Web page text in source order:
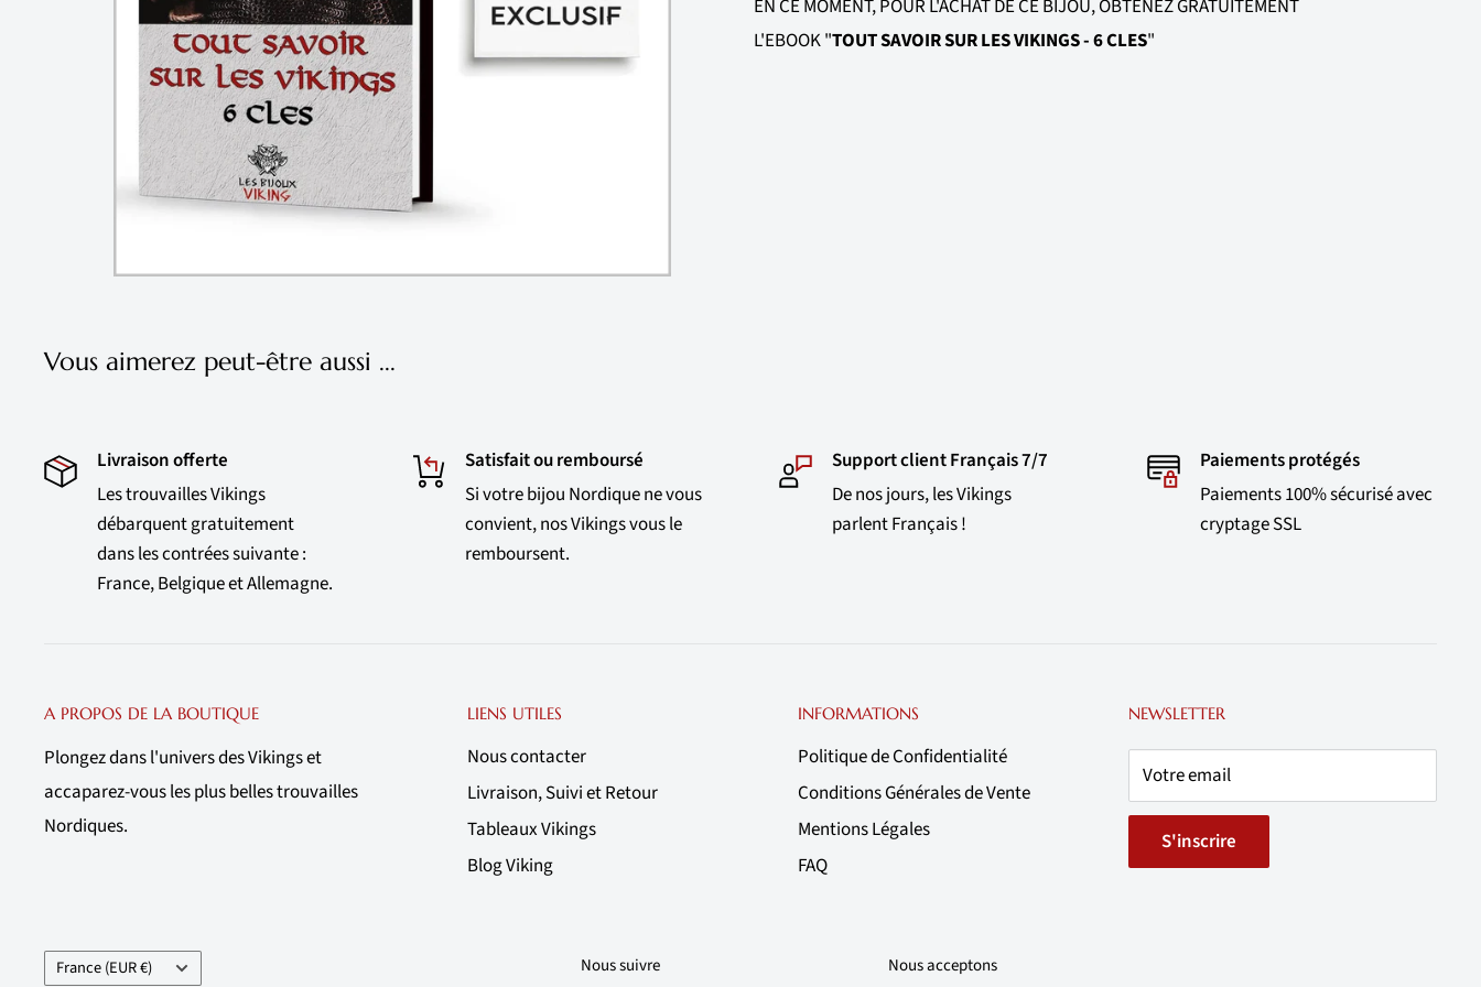
EN CE MOMENT, POUR L'ACHAT DE CE BIJOU, OBTENEZ GRATUITEMENT
L'EBOOK "TOUT SAVOIR SUR LES VIKINGS - 6 CLES"
Vous aimerez peut-être aussi ...
Livraison offerte
Les trouvailles Vikings
débarquent gratuitement
dans les contrées suivante :
France, Belgique et Allemagne.
Satisfait ou remboursé
Si votre bijou Nordique ne vous
convient, nos Vikings vous le
remboursent.
Support client Français 7/7
De nos jours, les Vikings
parlent Français !
Paiements protégés
Paiements 100% sécurisé avec
cryptage SSL
A PROPOS DE LA BOUTIQUE
Plongez dans l'univers des Vikings et
accaparez-vous les plus belles trouvailles
Nordiques.
LIENS UTILES
Nous contacter
Livraison, Suivi et Retour
Tableaux Vikings
Blog Viking
INFORMATIONS
Politique de Confidentialité
Conditions Générales de Vente
Mentions Légales
FAQ
NEWSLETTER
Votre email
S'inscrire
Pays/région
France (EUR €) Nous suivre Nous acceptons